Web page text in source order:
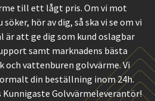
till ett lågt pris. Om vi mot
hör av dig, så ska vi se om vi
är att ge dig som kund oslagbar
samt marknadens bästa
vattenburen golvvärme. Vi
din beställning inom 24h.
Golvvärmeleverantör!